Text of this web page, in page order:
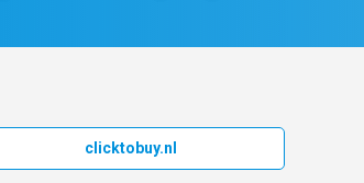
clicktobuy.nl